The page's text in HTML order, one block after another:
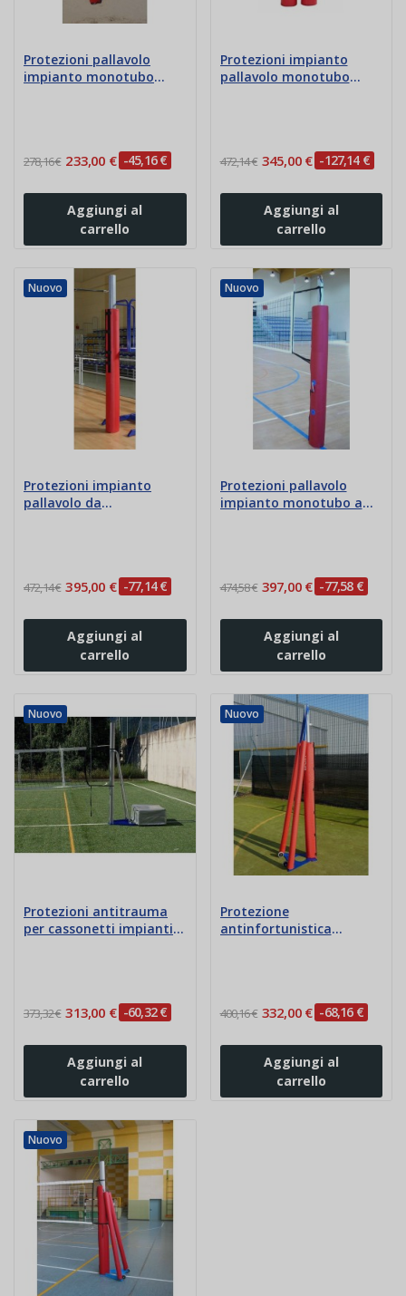
Protezioni pallavolo
impianto monotubo
278,16 € 233,00 € -45,16 €
Aggiungi al
carrello
Protezioni impianto
pallavolo monotubo
472,14 € 345,00 € -127,14 €
Aggiungi al
carrello
Nuovo
Protezioni impianto
pallavolo da
472,14 € 395,00 € -77,14 €
Aggiungi al
carrello
Nuovo
Protezioni pallavolo
impianto monotubo a
474,58 € 397,00 € -77,58 €
Aggiungi al
carrello
Nuovo
Protezioni antitrauma
per cassonetti impianti
373,32 € 313,00 € -60,32 €
Aggiungi al
carrello
Nuovo
Protezione
antinfortunistica
400,16 € 332,00 € -68,16 €
Aggiungi al
carrello
Nuovo